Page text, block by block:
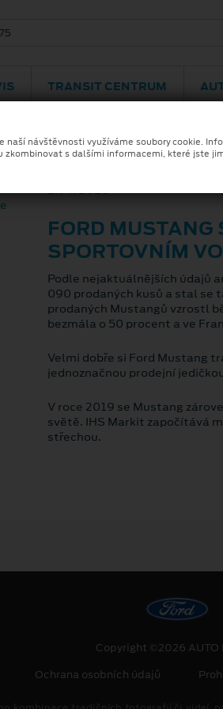
– Průhonice
TRANSIT CENTRUM
17. 4. 2020
FORD MUSTANG
SPORTOVNÍM
Podle nejaktuálnějších údajů
090 prodaných kusů a stal se
prodaných Mustangů vzrostl
bezmála o 50 procent a ve
Velmi dobře si Ford Mustang
jednoznačnou prodejní
V roce 2019 se Mustang
světě. IHS Markit započítává
střechou.
Copyright ©2026 AUTO
Ochrana osobních údajů
návštěvnosti využíváme soubory cookie.
s dalšími informacemi, které jste